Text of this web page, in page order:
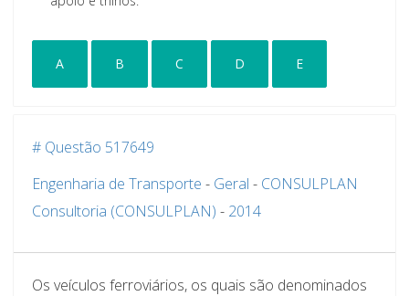
A B C D E
# Questão 517649
Engenharia de Transporte - Geral - CONSULPLAN
Consultoria (CONSULPLAN) - 2014
Os veículos ferroviários, os quais são denominados